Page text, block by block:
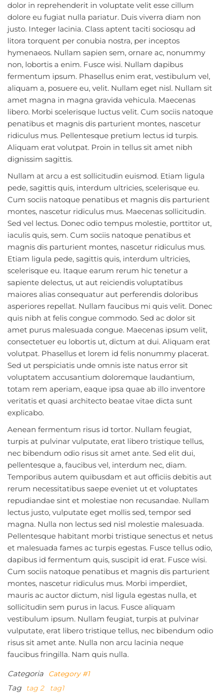
dolor in reprehenderit in voluptate velit esse cillum
dolore eu fugiat nulla pariatur. Duis viverra diam non
justo. Integer lacinia. Class aptent taciti sociosqu ad
litora torquent per conubia nostra, per inceptos
hymenaeos. Nullam sapien sem, ornare ac, nonummy
non, lobortis a enim. Fusce wisi. Nullam dapibus
fermentum ipsum. Phasellus enim erat, vestibulum vel,
aliquam a, posuere eu, velit. Nullam eget nisl. Nullam sit
amet magna in magna gravida vehicula. Maecenas
libero. Morbi scelerisque luctus velit. Cum sociis natoque
penatibus et magnis dis parturient montes, nascetur
ridiculus mus. Pellentesque pretium lectus id turpis.
Aliquam erat volutpat. Proin in tellus sit amet nibh
dignissim sagittis.
Nullam at arcu a est sollicitudin euismod. Etiam ligula
pede, sagittis quis, interdum ultricies, scelerisque eu.
Cum sociis natoque penatibus et magnis dis parturient
montes, nascetur ridiculus mus. Maecenas sollicitudin.
Sed vel lectus. Donec odio tempus molestie, porttitor ut,
iaculis quis, sem. Cum sociis natoque penatibus et
magnis dis parturient montes, nascetur ridiculus mus.
Etiam ligula pede, sagittis quis, interdum ultricies,
scelerisque eu. Itaque earum rerum hic tenetur a
sapiente delectus, ut aut reiciendis voluptatibus
maiores alias consequatur aut perferendis doloribus
asperiores repellat. Nullam faucibus mi quis velit. Donec
quis nibh at felis congue commodo. Sed ac dolor sit
amet purus malesuada congue. Maecenas ipsum velit,
consectetuer eu lobortis ut, dictum at dui. Aliquam erat
volutpat. Phasellus et lorem id felis nonummy placerat.
Sed ut perspiciatis unde omnis iste natus error sit
voluptatem accusantium doloremque laudantium,
totam rem aperiam, eaque ipsa quae ab illo inventore
veritatis et quasi architecto beatae vitae dicta sunt
explicabo.
Aenean fermentum risus id tortor. Nullam feugiat,
turpis at pulvinar vulputate, erat libero tristique tellus,
nec bibendum odio risus sit amet ante. Sed elit dui,
pellentesque a, faucibus vel, interdum nec, diam.
Temporibus autem quibusdam et aut officiis debitis aut
rerum necessitatibus saepe eveniet ut et voluptates
repudiandae sint et molestiae non recusandae. Nullam
lectus justo, vulputate eget mollis sed, tempor sed
magna. Nulla non lectus sed nisl molestie malesuada.
Pellentesque habitant morbi tristique senectus et netus
et malesuada fames ac turpis egestas. Fusce tellus odio,
dapibus id fermentum quis, suscipit id erat. Fusce wisi.
Cum sociis natoque penatibus et magnis dis parturient
montes, nascetur ridiculus mus. Morbi imperdiet,
mauris ac auctor dictum, nisl ligula egestas nulla, et
sollicitudin sem purus in lacus. Fusce aliquam
vestibulum ipsum. Nullam feugiat, turpis at pulvinar
vulputate, erat libero tristique tellus, nec bibendum odio
risus sit amet ante. Nulla non arcu lacinia neque
faucibus fringilla. Nam quis nulla.
Categoria Category #1
Tag tag 2 tag1